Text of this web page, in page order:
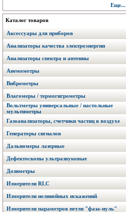
Еще...
Каталог товаров
Аксессуары для приборов
Анализаторы качества электроэнергии
Анализаторы спектра и антенны
Анемометры
Виброметры
Влагомеры / термогигрометры
Вольтметры универсальные / настольные
мультиметры
Газоанализаторы, счетчики частиц в воздухе
Генераторы сигналов
Дальномеры лазерные
Дефектоскопы ультразвуковые
Дозиметры
Измерители RLC
Измерители нелинейных искажений
Измерители параметров петли "фаза-нуль"